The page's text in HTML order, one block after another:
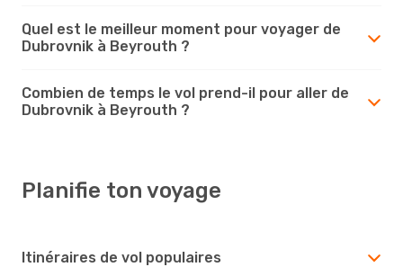
Quel est le meilleur moment pour voyager de
Dubrovnik à Beyrouth ?
Combien de temps le vol prend-il pour aller de
Dubrovnik à Beyrouth ?
Planifie ton voyage
Itinéraires de vol populaires